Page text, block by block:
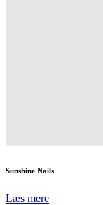
Sunshine Nails
Læs mere